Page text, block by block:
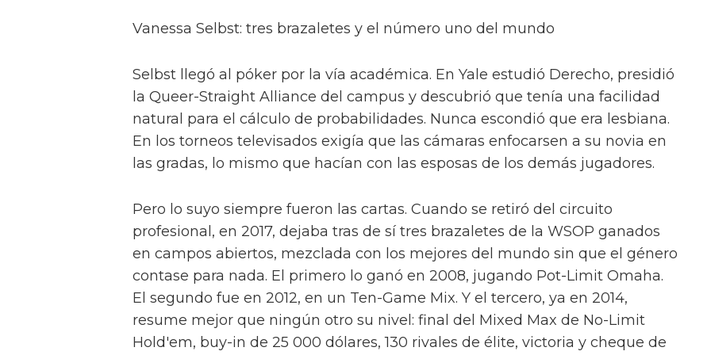
Vanessa Selbst: tres brazaletes y el número uno del mundo
Selbst llegó al póker por la vía académica. En Yale estudió Derecho, presidió
la Queer-Straight Alliance del campus y descubrió que tenía una facilidad
natural para el cálculo de probabilidades. Nunca escondió que era lesbiana.
En los torneos televisados exigía que las cámaras enfocarsen a su novia en
las gradas, lo mismo que hacían con las esposas de los demás jugadores.
Pero lo suyo siempre fueron las cartas. Cuando se retiró del circuito
profesional, en 2017, dejaba tras de sí tres brazaletes de la WSOP ganados
en campos abiertos, mezclada con los mejores del mundo sin que el género
contase para nada. El primero lo ganó en 2008, jugando Pot-Limit Omaha.
El segundo fue en 2012, en un Ten-Game Mix. Y el tercero, ya en 2014,
resume mejor que ningún otro su nivel: final del Mixed Max de No-Limit
Hold'em, buy-in de 25 000 dólares, 130 rivales de élite, victoria y cheque de